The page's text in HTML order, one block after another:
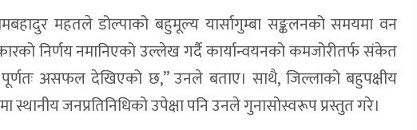
महतले डोल्पाको बहुमूल्य यार्सागुम्बा सङ्कलनको समयमा वन
निर्णय नमानिएको उल्लेख गर्दै कार्यान्वयनको कमजोरीतर्फ संकेत
पूर्णतः असफल देखिएको छ,” उनले बताए। साथै, जिल्लाको बहुपक्षीय
जनप्रतिनिधिको उपेक्षा पनि उनले गुनासोस्वरूप प्रस्तुत गरे।